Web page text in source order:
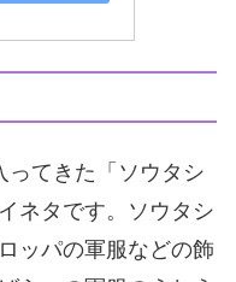
ってきた「ソウタシ
ネタです。ソウタシ
ッパの軍服などの飾